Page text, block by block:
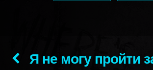
Я не могу пройти